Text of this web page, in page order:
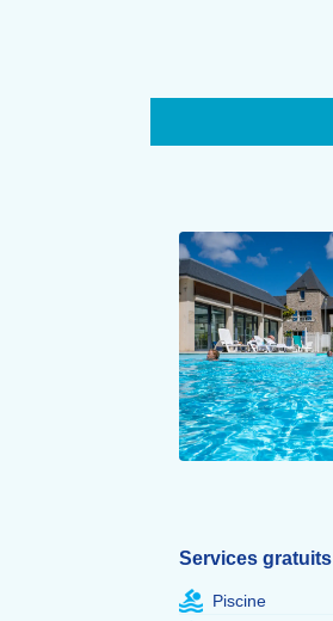
Services gratuits
Piscine